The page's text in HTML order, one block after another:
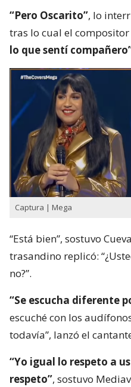
“Pero Oscarito”, lo
tras lo cual el
lo que sentí
Captura | Mega
“Está bien”, sostuvo
trasandino replicó:
no?”.
“Se escucha diferente
escuché con los
todavía”, lanzó el
“Yo igual lo respeto a
respeto”, sostuvo